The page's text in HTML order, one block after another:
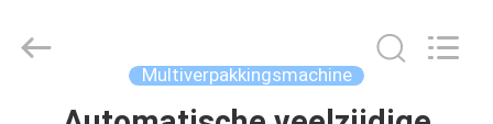
Machinery
Multiverpakkingsmachine